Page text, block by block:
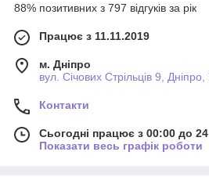
88% позитивних з 797 відгуків за рік
Працює з 11.11.2019
м. Дніпро
вул. Січових Стрільців 9, Дніпро,
Контакти
Сьогодні працює з 00:00 до
Показати весь графік роботи